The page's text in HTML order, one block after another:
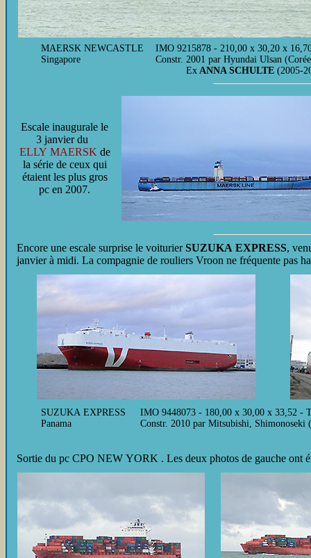
MAERSK NEWCASTLE
Singapore
IMO 9215878 - 210,00 x 30,20 x
Constr. 2001 par Hyundai Ulsan
Ex ANNA SCHULTE (2005-
Escale inaugurale le
3 janvier du
ELLY MAERSK de
la série de ceux qui
étaient les plus gros
pc en 2007.
Encore une escale surprise le voiturierSUZUKA EXPRESS,
janvier à midi. La compagnie de rouliers Vroon ne fréquente pas
SUZUKA EXPRESS
Panama
IMO 9448073 - 180,00 x 30,00 x 33,52 -
Constr. 2010 par Mitsubishi, Shimonoseki
Sortie du pc CPO NEW YORK . Les deux photos de gauche ont